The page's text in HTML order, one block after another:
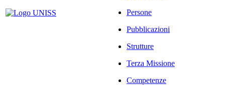
Persone
Pubblicazioni
Strutture
Terza Missione
Competenze